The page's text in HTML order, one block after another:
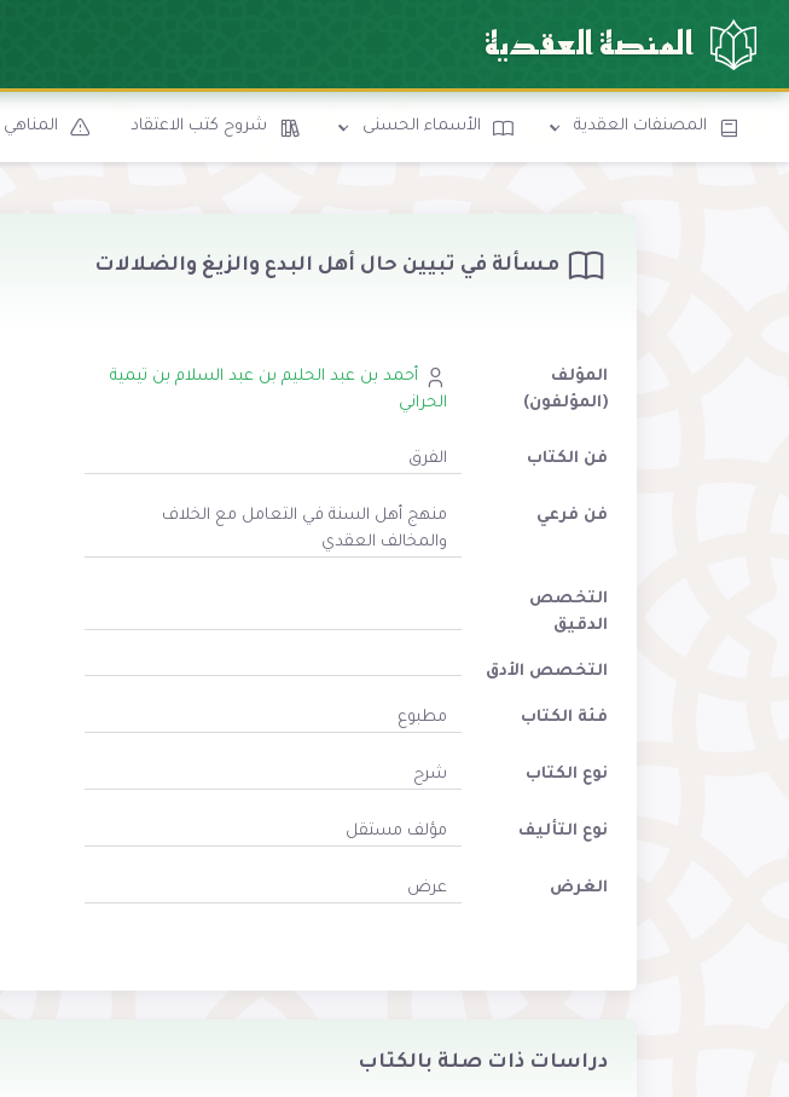
المنصة العقدية
المصنفات العقدية الأسماء الحسنى شروح كتب الاعتقاد
مسألة في تبيين حال أهل البدع والزيغ والضلالات
المؤلف
(المؤلفون)
أحمد بن عبد الحليم بن عبد السلام بن تيمية
الحراني
فن الكتاب الفرق
فن فرعي
منهج أهل السنة في التعامل مع الخلاف
والمخالف العقدي
التخصص
الدقيق
التخصص الأدق
فئة الكتاب مطبوع
نوع الكتاب شرح
نوع التأليف مؤلف مستقل
الغرض عرض
دراسات ذات صلة بالكتاب